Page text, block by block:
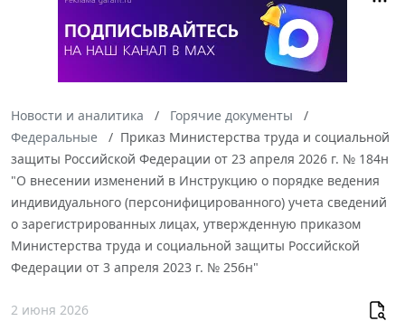
Новости и аналитика
Горячие документы
Федеральные
Приказ Министерства труда и социальной
защиты Российской Федерации от 23 апреля 2026 г. № 184н
"О внесении изменений в Инструкцию о порядке ведения
индивидуального (персонифицированного) учета сведений
о зарегистрированных лицах, утвержденную приказом
Министерства труда и социальной защиты Российской
Федерации от 3 апреля 2023 г. № 256н"
2 июня 2026